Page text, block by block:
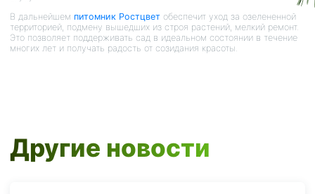
В дальнейшем питомник Ростцвет обеспечит уход за озелененной
территорией, подмену вышедших из строя растений, мелкий ремонт.
Это позволяет поддерживать сад в идеальном состоянии в течение
многих лет и получать радость от созидания красоты.
Другие новости